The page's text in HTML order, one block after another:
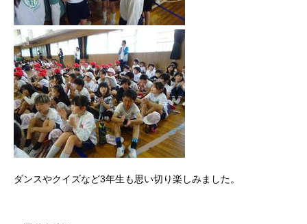
ダンスやクイズなど3年生も思い切り楽しみました。